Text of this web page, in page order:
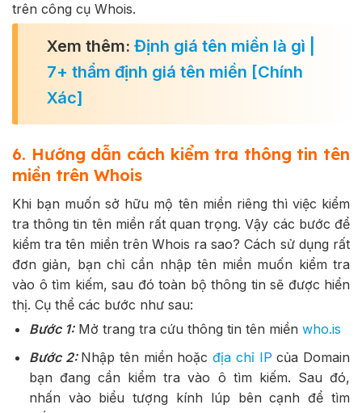
trên công cụ Whois.
Xem thêm: Định giá tên miền là gì |
7+ thẩm định giá tên miền [Chính
Xác]
6. Hướng dẫn cách kiểm tra thông tin tên
miền trên Whois
Khi bạn muốn sở hữu mộ tên miền riêng thì việc kiểm
tra thông tin tên miền rất quan trọng. Vậy các bước để
kiểm tra tên miền trên Whois ra sao? Cách sử dụng rất
đơn giản, bạn chỉ cần nhập tên miền muốn kiểm tra
vào ô tìm kiếm, sau đó toàn bộ thông tin sẽ được hiển
thị. Cụ thể các bước như sau:
Bước 1:Mở trang tra cứu thông tin tên miền who.is
Bước 2: Nhập tên miền hoặcđịa chỉ IP của Domain
bạn đang cần kiểm tra vào ô tìm kiếm. Sau đó,
nhấn vào biểu tượng kính lúp bên cạnh để tìm